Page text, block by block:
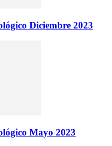
Diciembre 2023
Mayo 2023